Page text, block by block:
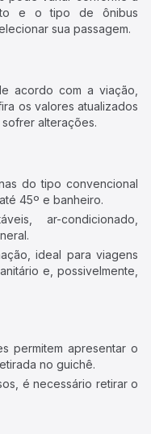
e o tipo de ônibus
sua passagem.
acordo com a viação,
os valores atualizados
alterações.
do tipo convencional
45º e banheiro.
ar-condicionado,
ideal para viagens
e, possivelmente,
permitem apresentar o
no guichê.
é necessário retirar o